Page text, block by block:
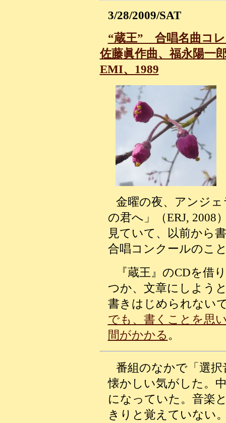
3/28/2009/SAT
“蔵王” 合唱名曲コ
佐藤眞作曲、福永陽一
EMI、1989
金曜の夜、アンジ
の君へ」（ERJ, 2008
見ていて、以前から
合唱コンクールのこ
『蔵王』のCDを借
つか、文章にしよう
書きはじめられない
でも、書くことを思
間がかかる 。
番組のなかで「選
懐かしい気がした。
になっていた。音楽
きりと覚えていない